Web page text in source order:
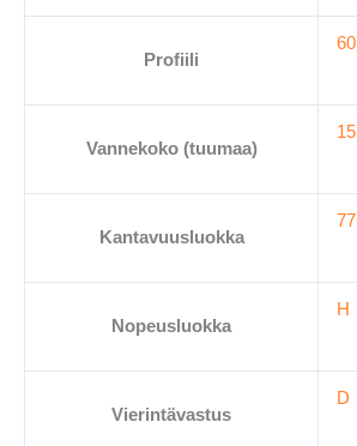
Profiili
60
Vannekoko (tuumaa)
15
Kantavuusluokka
77
Nopeusluokka
H
Vierintävastus
D